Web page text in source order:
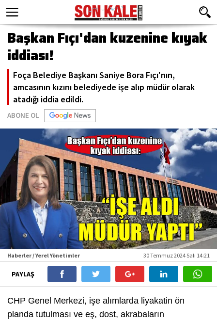
Başkan Fıçı'dan kuzenine kıyak
iddiası!
Foça Belediye Başkanı Saniye Bora Fıçı'nın,
amcasının kızını belediyede işe alıp müdür olarak
atadığı iddia edildi.
ABONE OL
Haberler / Yerel Yönetimler 30 Temmuz 2024 Salı 14:21
PAYLAŞ
CHP Genel Merkezi, işe alımlarda liyakatin ön
planda tutulması ve eş, dost, akrabaların